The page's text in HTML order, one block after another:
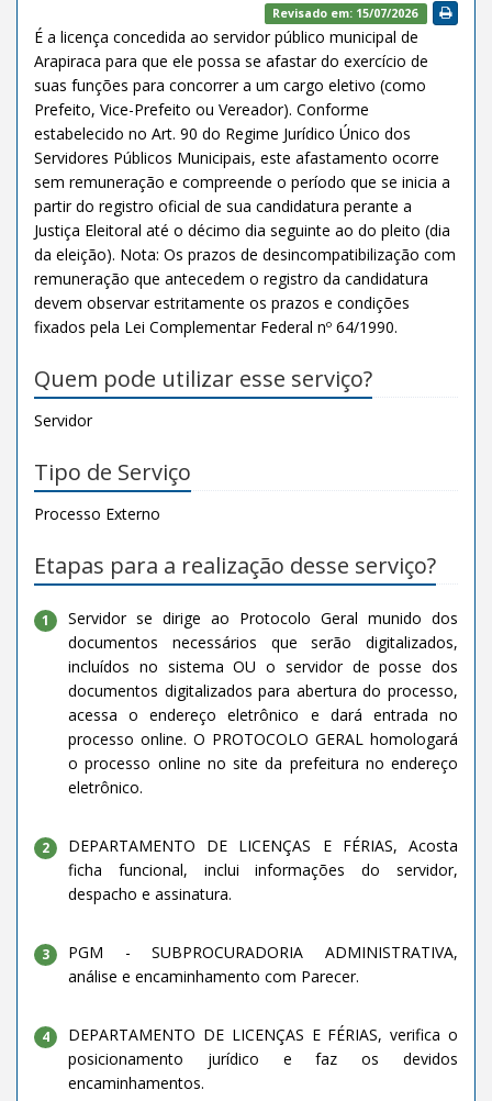
Revisado em: 15/07/2026
É a licença concedida ao servidor público municipal de
Arapiraca para que ele possa se afastar do exercício de
suas funções para concorrer a um cargo eletivo (como
Prefeito, Vice-Prefeito ou Vereador). Conforme
estabelecido no Art. 90 do Regime Jurídico Único dos
Servidores Públicos Municipais, este afastamento ocorre
sem remuneração e compreende o período que se inicia a
partir do registro oficial de sua candidatura perante a
Justiça Eleitoral até o décimo dia seguinte ao do pleito (dia
da eleição). Nota: Os prazos de desincompatibilização com
remuneração que antecedem o registro da candidatura
devem observar estritamente os prazos e condições
fixados pela Lei Complementar Federal nº 64/1990.
Quem pode utilizar esse serviço?
Servidor
Tipo de Serviço
Processo Externo
Etapas para a realização desse serviço?
1
Servidor se dirige ao Protocolo Geral munido dos
documentos necessários que serão digitalizados,
incluídos no sistema OU o servidor de posse dos
documentos digitalizados para abertura do processo,
acessa o endereço eletrônico e dará entrada no
processo online. O PROTOCOLO GERAL homologará
o processo online no site da prefeitura no endereço
eletrônico.
2
DEPARTAMENTO DE LICENÇAS E FÉRIAS, Acosta
ficha funcional, inclui informações do servidor,
despacho e assinatura.
3
PGM - SUBPROCURADORIA ADMINISTRATIVA,
análise e encaminhamento com Parecer.
4
DEPARTAMENTO DE LICENÇAS E FÉRIAS, verifica o
posicionamento jurídico e faz os devidos
encaminhamentos.